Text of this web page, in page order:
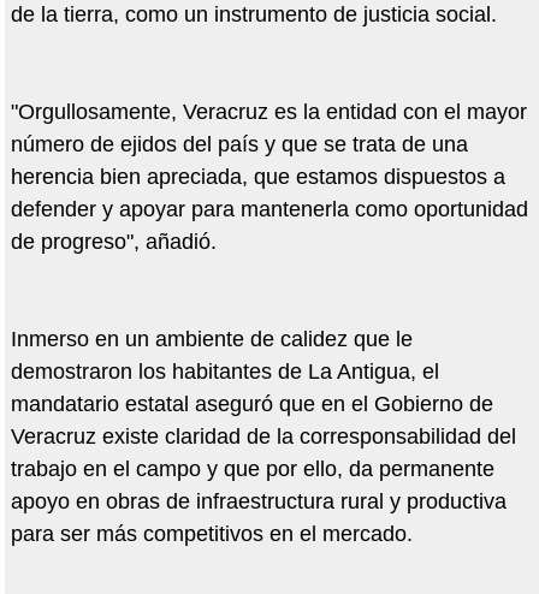
de la tierra, como un instrumento de justicia social.
"Orgullosamente, Veracruz es la entidad con el mayor
número de ejidos del país y que se trata de una
herencia bien apreciada, que estamos dispuestos a
defender y apoyar para mantenerla como oportunidad
de progreso", añadió.
Inmerso en un ambiente de calidez que le
demostraron los habitantes de La Antigua, el
mandatario estatal aseguró que en el Gobierno de
Veracruz existe claridad de la corresponsabilidad del
trabajo en el campo y que por ello, da permanente
apoyo en obras de infraestructura rural y productiva
para ser más competitivos en el mercado.